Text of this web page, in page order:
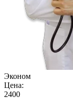
Эконом
Цена:
2400